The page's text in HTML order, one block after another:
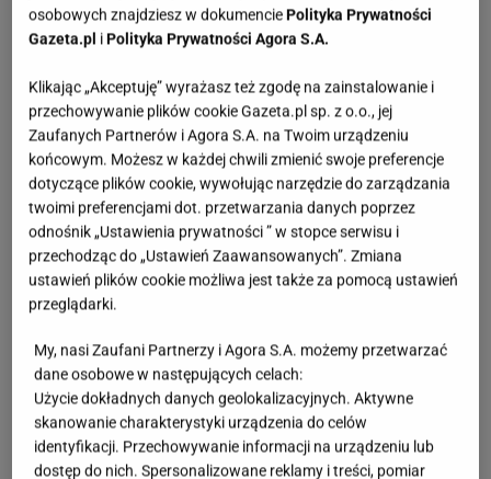
osobowych znajdziesz w dokumenciePolityka Prywatności
Gazeta.pl iPolityka Prywatności Agora S.A.
Klikając „Akceptuję” wyrażasz też zgodę na zainstalowanie i
przechowywanie plików cookie Gazeta.pl sp. z o.o., jej
Zaufanych Partnerów i Agora S.A. na Twoim urządzeniu
końcowym. Możesz w każdej chwili zmienić swoje preferencje
dotyczące plików cookie, wywołując narzędzie do zarządzania
twoimi preferencjami dot. przetwarzania danych poprzez
odnośnik „Ustawienia prywatności ” w stopce serwisu i
przechodząc do „Ustawień Zaawansowanych”. Zmiana
ustawień plików cookie możliwa jest także za pomocą ustawień
przeglądarki.
My, nasi Zaufani Partnerzy i Agora S.A. możemy przetwarzać
dane osobowe w następujących celach:
Użycie dokładnych danych geolokalizacyjnych. Aktywne
skanowanie charakterystyki urządzenia do celów
identyfikacji. Przechowywanie informacji na urządzeniu lub
dostęp do nich. Spersonalizowane reklamy i treści, pomiar